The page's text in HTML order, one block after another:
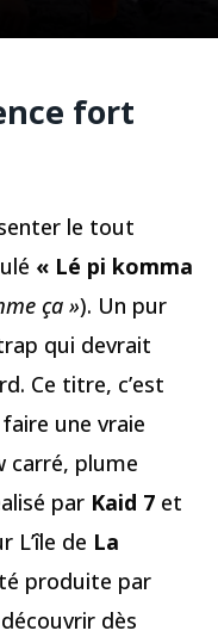
fort
le tout
« Lé pi komma
ça »). Un pur
qui devrait
Ce titre, c’est
une vraie
carré, plume
par Kaid 7 et
L’île de La
produite par
dès